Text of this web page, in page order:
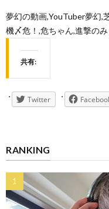
夢幻の動画,YouTuber夢幻,
機〆危！,危ちゃん,進撃のみ
共有:
Twitter
RANKING